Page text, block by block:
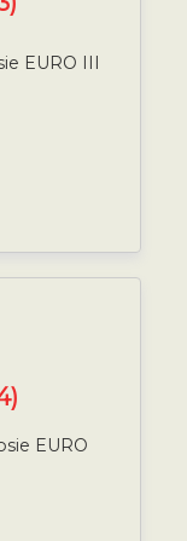
EURO III
EURO